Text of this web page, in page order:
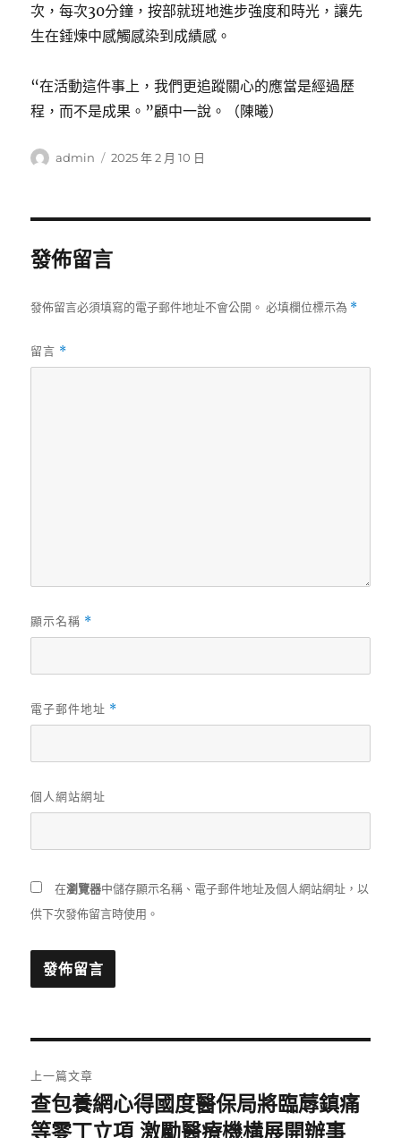
次，每次30分鐘，按部就班地進步強度和時光，讓先
生在錘煉中感觸感染到成績感。
“在活動這件事上，我們更追蹤關心的應當是經過歷
程，而不是成果。”顧中一說。（陳曦）
作
admin
發
2025 年 2 月 10 日
發佈留言
發佈留言必須填寫的電子郵件地址不會公開。 必填欄位標示為 *
留言 *
顯示名稱 *
電子郵件地址 *
個人網站網址
在瀏覽器中儲存顯示名稱、電子郵件地址及個人網站網址，以
供下次發佈留言時使用。
章
上一篇文章
上
一
查包養網心得國度醫保局將臨蓐鎮痛
等零丁立項 激勵醫療機構展開辦事_